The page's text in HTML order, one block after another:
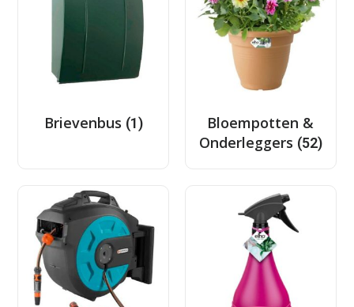
Brievenbus (1)
Bloempotten &
Onderleggers (52)